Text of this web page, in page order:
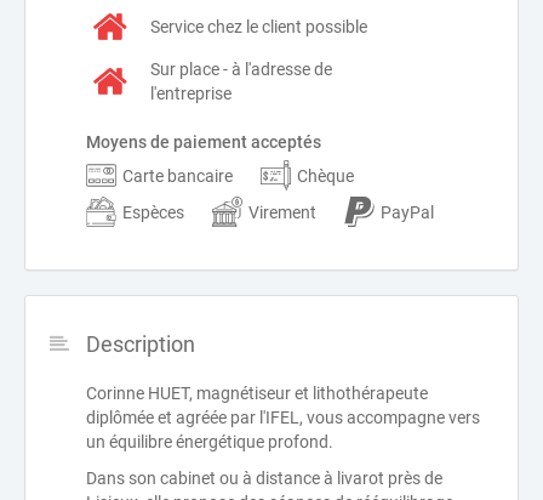
Service chez le client possible
Sur place - à l'adresse de
l'entreprise
Moyens de paiement acceptés
Carte bancaire
Chèque
Espèces
Virement PayPal
Description
Corinne HUET, magnétiseur et lithothérapeute
diplômée et agréée par l'IFEL, vous accompagne vers
un équilibre énergétique profond.
Dans son cabinet ou à distance à livarot près de